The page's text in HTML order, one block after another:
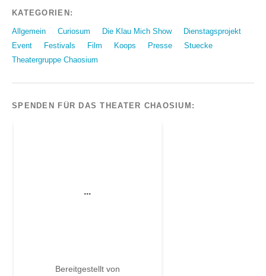
KATEGORIEN:
Allgemein Curiosum Die Klau Mich Show
Dienstagsprojekt
Event
Festivals Film Koops Presse
Stuecke
Theatergruppe Chaosium
SPENDEN FÜR DAS THEATER CHAOSIUM: